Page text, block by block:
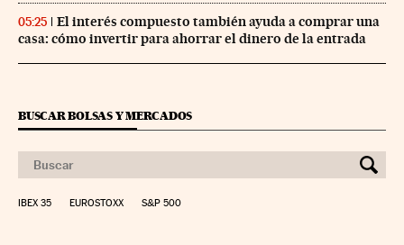
05:25
El interés compuesto también ayuda a comprar una
casa: cómo invertir para ahorrar el dinero de la entrada
BUSCAR BOLSAS Y MERCADOS
IBEX 35 EUROSTOXX S&P 500